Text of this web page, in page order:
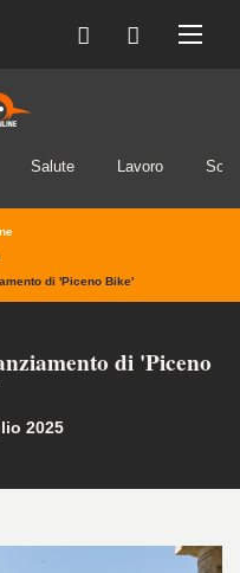
Salute Lavoro
di 'Piceno Bike'
di 'Piceno
2025